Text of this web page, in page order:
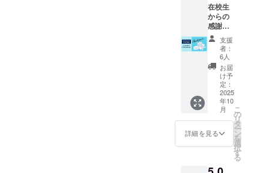
在校生
からの
感謝の
気持ち
を込め
て、手
書きの
お礼の
お手紙
をPDF
データ
にて
メール
でお送
りいた
しま
支援
者：
6人
お届
け予
定：
2025
年10
月
詳細を見る
こ
の
リ
タ
ー
ン
を
選
択
す
る